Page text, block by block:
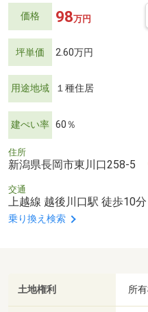
価格 98万円
坪単価 2.60万円
用途地域 １種住居
建ぺい率 60％
住所
新潟県長岡市東川口258-5
交通
上越線 越後川口駅 徒歩10分
乗り換え検索
土地権利 所